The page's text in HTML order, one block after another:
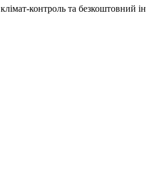
клімат-контроль та безкоштовний